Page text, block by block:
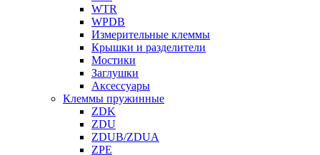
WTR
WPDB
Измерительные клеммы
Крышки и разделители
Мостики
Заглушки
Аксессуары
Клеммы пружинные
ZDK
ZDU
ZDUB/ZDUA
ZPE